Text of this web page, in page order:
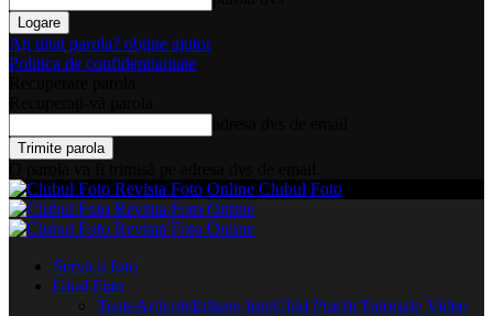
Ați uitat parola? obține ajutor
Politica de confidentialitate
Clubul Foto
Servicii foto
Ghid Foto
ToateArticoleEditare fotoGhid PracticTutoriale Video